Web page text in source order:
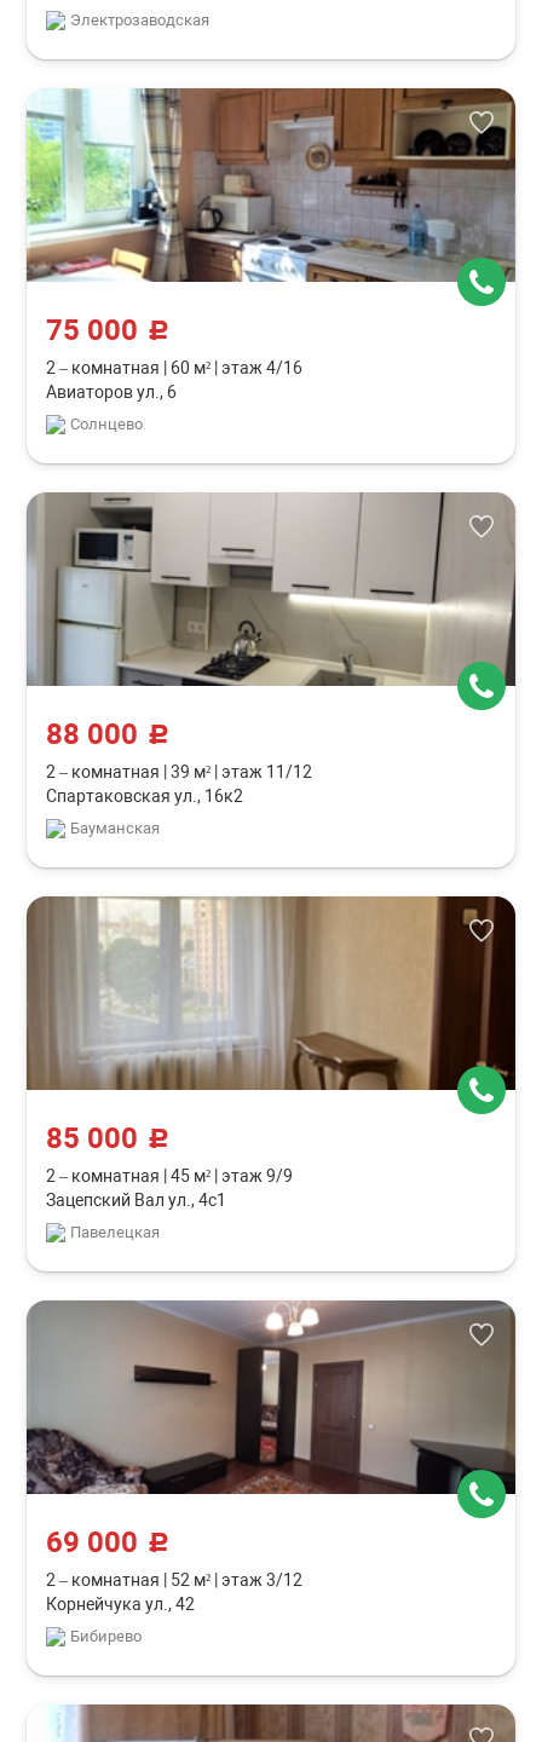
Электрозаводская
75 000 c
2 – комнатная 60 м² этаж 4/16
Авиаторов ул., 6
Солнцево
88 000 c
2 – комнатная 39 м² этаж 11/12
Спартаковская ул., 16к2
Бауманская
85 000 c
2 – комнатная 45 м² этаж 9/9
Зацепский Вал ул., 4с1
Павелецкая
69 000 c
2 – комнатная 52 м² этаж 3/12
Корнейчука ул., 42
Бибирево